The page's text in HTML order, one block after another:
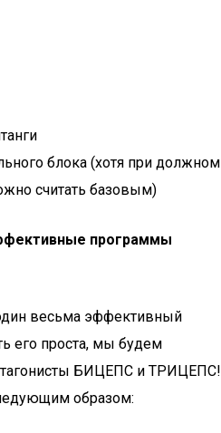
блока (хотя при должном
считать базовым)
программы
весьма эффективный
его проста, мы будем
БИЦЕПС и ТРИЦЕПС!
образом: